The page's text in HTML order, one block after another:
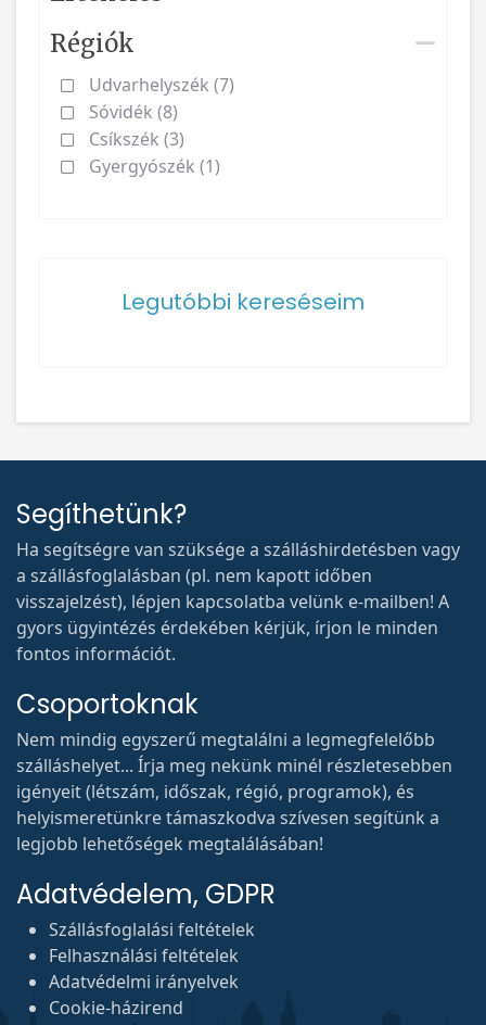
Régiók
Udvarhelyszék (7)
Sóvidék (8)
Csíkszék (3)
Gyergyószék (1)
Legutóbbi kereséseim
Segíthetünk?
Ha segítségre van szüksége a szálláshirdetésben vagy
a szállásfoglalásban (pl. nem kapott időben
visszajelzést), lépjen kapcsolatba velünk e-mailben! A
gyors ügyintézés érdekében kérjük, írjon le minden
fontos információt.
Csoportoknak
Nem mindig egyszerű megtalálni a legmegfelelőbb
szálláshelyet... Írja meg nekünk minél részletesebben
igényeit (létszám, időszak, régió, programok), és
helyismeretünkre támaszkodva szívesen segítünk a
legjobb lehetőségek megtalálásában!
Adatvédelem, GDPR
Szállásfoglalási feltételek
Felhasználási feltételek
Adatvédelmi irányelvek
Cookie-házirend